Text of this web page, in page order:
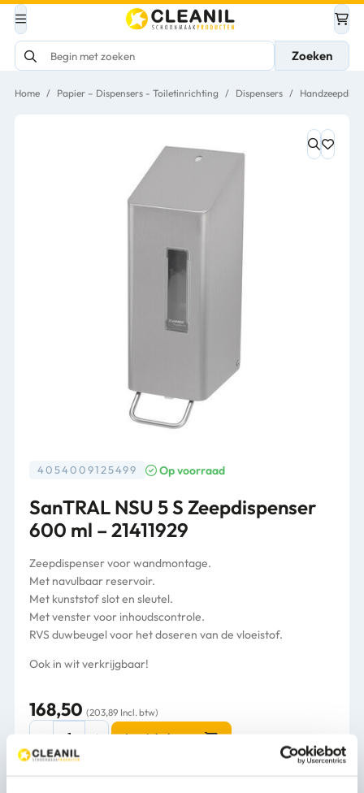
Zoeken
Home / Papier – Dispensers - Toiletinrichting / Dispensers /
4054009125499 Op voorraad
SanTRAL NSU 5 S Zeepdispenser
600 ml – 21411929
Zeepdispenser voor wandmontage.
Met navulbaar reservoir.
Met kunststof slot en sleutel.
Met venster voor inhoudscontrole.
RVS duwbeugel voor het doseren van de vloeistof.
Ook in wit verkrijgbaar!
168,50 (203,89 Incl. btw)
SanTRAL
NSU
5
In winkelwagen